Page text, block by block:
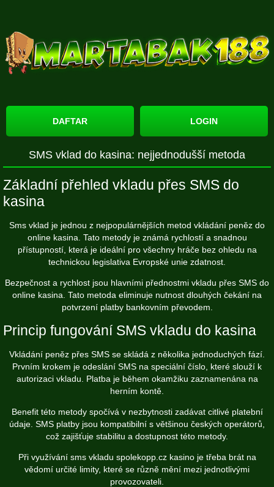
DAFTAR LOGIN
SMS vklad do kasina: nejjednodušší metoda
Základní přehled vkladu přes SMS do
kasina
Sms vklad je jednou z nejpopulárnějších metod vkládání peněz do
online kasina. Tato metody je známá rychlostí a snadnou
přístupností, která je ideální pro všechny hráče bez ohledu na
technickou legislativa Evropské unie zdatnost.
Bezpečnost a rychlost jsou hlavními přednostmi vkladu přes SMS do
online kasina. Tato metoda eliminuje nutnost dlouhých čekání na
potvrzení platby bankovním převodem.
Princip fungování SMS vkladu do kasina
Vkládání peněz přes SMS se skládá z několika jednoduchých fází.
Prvním krokem je odeslání SMS na speciální číslo, které slouží k
autorizaci vkladu. Platba je během okamžiku zaznamenána na
herním kontě.
Benefit této metody spočívá v nezbytnosti zadávat citlivé platební
údaje. SMS platby jsou kompatibilní s většinou českých operátorů,
což zajišťuje stabilitu a dostupnost této metody.
Při využívání sms vkladu spolekopp.czkasino je třeba brát na
vědomí určité limity, které se různě mění mezi jednotlivými
provozovateli.